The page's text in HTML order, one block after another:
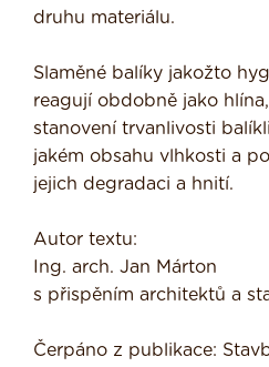
druhu materiálu.
Slaměné balíky jakožto
reagují obdobně jako
stanovení trvanlivosti
jakém obsahu vlh­kosti a
jejich degradaci a hnití.
Autor textu:
Ing. arch. Jan Márton
s přispěním architektů a
Čerpáno z publikace: